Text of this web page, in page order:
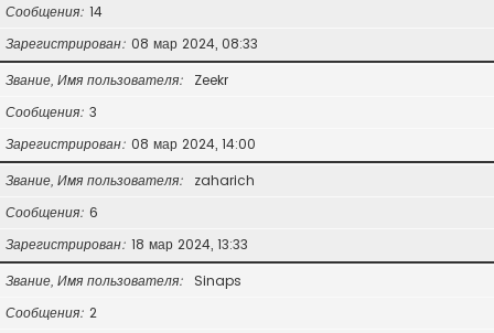
Сообщения 14
Зарегистрирован 08 мар 2024, 08:33
Звание, Имя пользователя
Zeekr
Сообщения 3
Зарегистрирован 08 мар 2024, 14:00
Звание, Имя пользователя
zaharich
Сообщения 6
Зарегистрирован 18 мар 2024, 13:33
Звание, Имя пользователя
Sinaps
Сообщения 2